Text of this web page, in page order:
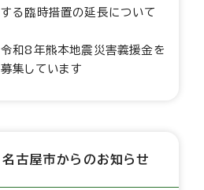
する臨時措置の延長について
令和8年熊本地震災害義援金を
募集しています
名古屋市からのお知らせ